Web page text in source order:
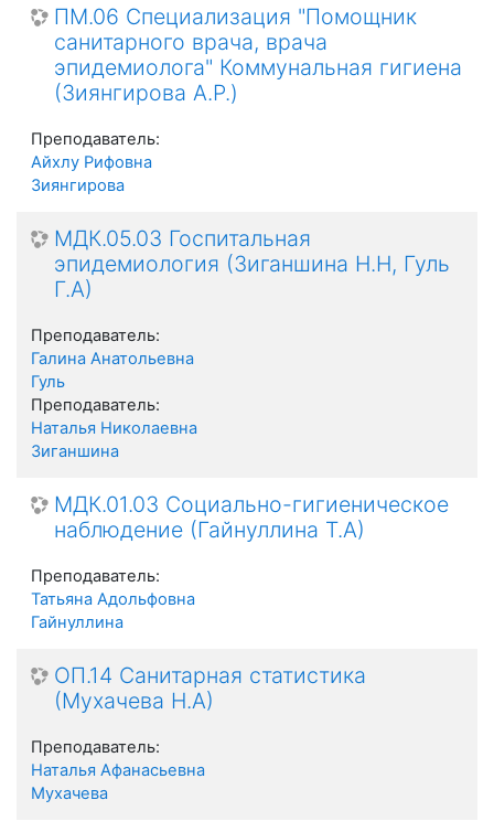
ПМ.06 Специализация "Помощник
санитарного врача, врача
эпидемиолога" Коммунальная гигиена
(Зиянгирова А.Р.)
Преподаватель:
Айхлу Рифовна
Зиянгирова
МДК.05.03 Госпитальная
эпидемиология (Зиганшина Н.Н, Гуль
Г.А)
Преподаватель:
Галина Анатольевна
Гуль
Преподаватель:
Наталья Николаевна
Зиганшина
МДК.01.03 Социально-гигиеническое
наблюдение (Гайнуллина Т.А)
Преподаватель:
Татьяна Адольфовна
Гайнуллина
ОП.14 Санитарная статистика
(Мухачева Н.А)
Преподаватель:
Наталья Афанасьевна
Мухачева